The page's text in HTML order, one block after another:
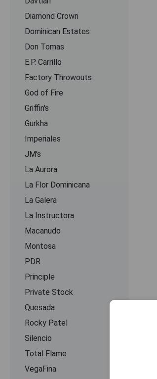
Diamond Crown
Dominican Estates
Don Tomas
E.P. Carrillo
Factory Throwouts
God of Fire
Griffin's
Gurkha
Imperiales
JM's
La Aurora
La Flor Dominicana
La Galera
La Instructora
Macanudo
Montosa
PDR
Principle
Private Stock
Quesada
Rocky Patel
Silencio
Total Flame
VegaFina